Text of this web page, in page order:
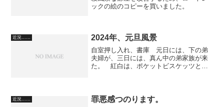
ックの絵のコピーを買いました。
近況…… 2024年、元旦風景
自室押し入れ、書庫 元日には、下の弟
夫婦が、三日には、真ん中の弟家族が来
た。 紅白は、ポケットビスケッツとブ
４缶入りのを三箱のんでし...
近況…… 罪悪感つのります。